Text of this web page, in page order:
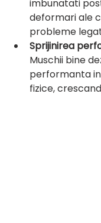
imbunatati
deformari ale
probleme
Sprijinirea
Muschii bine
performanta
fizice,